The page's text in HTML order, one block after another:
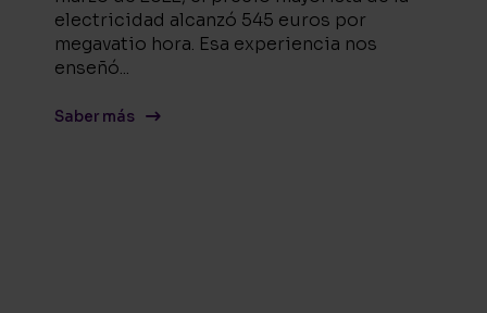
electricidad alcanzó 545 euros por
megavatio hora. Esa experiencia nos
enseñó...
Saber más